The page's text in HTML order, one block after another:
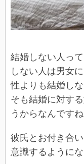
結婚しない人っ
しない人は男女
性よりも結婚し
そも結婚に対す
うからなんですね
彼氏とお付き合
意識するようにな